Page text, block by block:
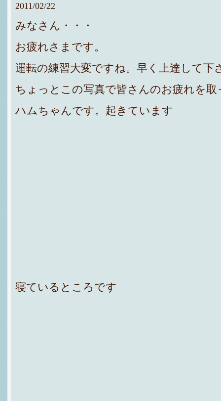
2011/02/22
みなさん・・・
お疲れさまです。
運転の練習大変ですね。早く上達して下
ちょっとこの写真で皆さんのお疲れを
ハムちゃんです。起きています
寝ているところです